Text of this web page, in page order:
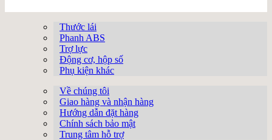
Thước lái
Phanh ABS
Trợ lực
Động cơ, hộp số
Phụ kiện khác
Về chúng tôi
Giao hàng và nhận hàng
Hướng dẫn đặt hàng
Chính sách bảo mật
Trung tâm hỗ trợ